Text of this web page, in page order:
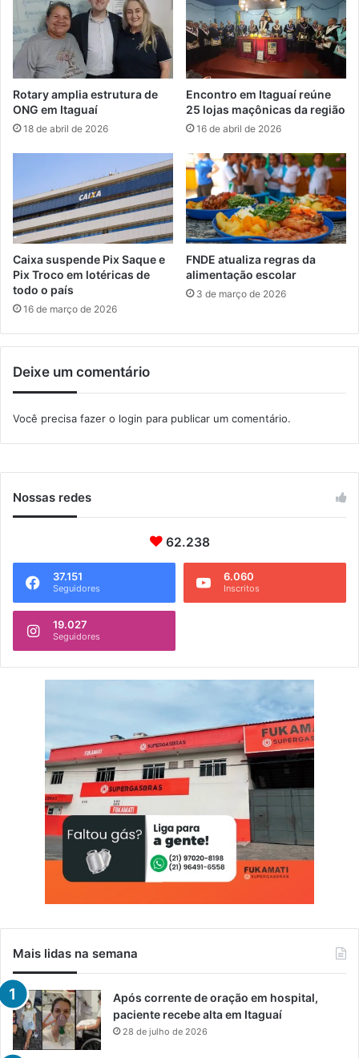
e
s
f
m
i
l
i
e
s
é
a
p
r
o
a
o
C
a
a
á
m
a
o
e
v
t
o
j
u
r
í
d
c
d
i
i
l
Rotary amplia estrutura de
ONG em Itaguaí
18 de abril de 2026
Encontro em Itaguaí reúne
25 lojas maçônicas da região
16 de abril de 2026
Caixa suspende Pix Saque e
Pix Troco em lotéricas de
todo o país
16 de março de 2026
FNDE atualiza regras da
alimentação escolar
3 de março de 2026
Deixe um comentário
Você precisa fazer o login para publicar um comentário.
Nossas redes
62.238
37.151
Seguidores
6.060
Inscritos
19.027
Seguidores
Mais lidas na semana
Após corrente de oração em hospital,
paciente recebe alta em Itaguaí
28 de julho de 2026